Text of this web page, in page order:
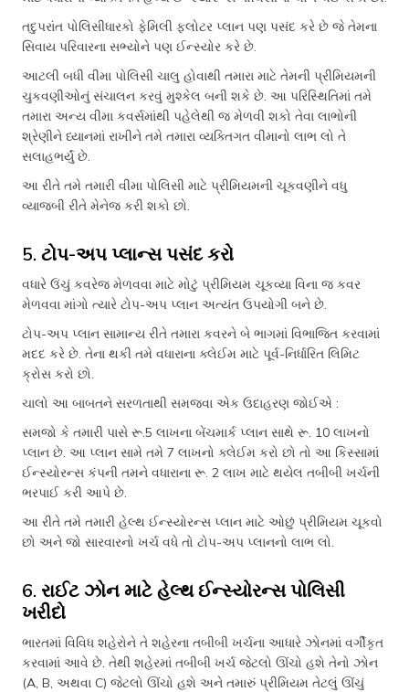
તદુપરાંત પોલિસીધારકો ફેમિલી ફ્લોટર પ્લાન પણ પસંદ કરે છે જે તેમના
સિવાય પરિવારના સભ્યોને પણ ઈન્સ્યોર કરે છે.
આટલી બધી વીમા પોલિસી ચાલુ હોવાથી તમારા માટે તેમની પ્રીમિયમની
ચુકવણીઓનું સંચાલન કરવું મુશ્કેલ બની શકે છે. આ પરિસ્થિતિમાં તમે
તમારા અન્ય વીમા કવર્સમાંથી પહેલેથી જ મેળવી શકો તેવા લાભોની
શ્રેણીને ધ્યાનમાં રાખીને તમે તમારા વ્યક્તિગત વીમાનો લાભ લો તે
સલાહભર્યું છે.
આ રીતે તમે તમારી વીમા પોલિસી માટે પ્રીમિયમની ચૂકવણીને વધુ
વ્યાજબી રીતે મેનેજ કરી શકો છો.
5. ટોપ-અપ પ્લાન્સ પસંદ કરો
વધારે ઉંચું કવરેજ મેળવવા માટે મોટું પ્રીમિયમ ચૂકવ્યા વિના જ કવર
મેળવવા માંગો ત્યારે ટોપ-અપ પ્લાન અત્યંત ઉપયોગી બને છે.
ટોપ-અપ પ્લાન સામાન્ય રીતે તમારા કવરને બે ભાગમાં વિભાજિત કરવામાં
મદદ કરે છે. તેના થકી તમે વધારાના ક્લેઈમ માટે પૂર્વ-નિર્ધારિત લિમિટ
ક્રોસ કરો છો.
ચાલો આ બાબતને સરળતાથી સમજવા એક ઉદાહરણ જોઈએ :
સમજો કે તમારી પાસે રૂ.5 લાખના બેંચમાર્ક પ્લાન સાથે રૂ. 10 લાખનો
પ્લાન છે. આ પ્લાન સામે તમે 7 લાખનો ક્લેઈમ કરો છો તો આ કિસ્સામાં
ઈન્સ્યોરન્સ કંપની તમને વધારાના રૂ. 2 લાખ માટે થયેલ તબીબી ખર્ચની
ભરપાઈ કરી આપે છે.
આ રીતે તમે તમારી હેલ્થ ઈન્સ્યોરન્સ પ્લાન માટે ઓછું પ્રીમિયમ ચૂકવો
છો અને જો સારવારનો ખર્ચ વધે તો ટોપ-અપ પ્લાનનો લાભ લો.
6. રાઈટ ઝોન માટે હેલ્થ ઈન્સ્યોરન્સ પોલિસી
ખરીદો
ભારતમાં વિવિધ શહેરોને તે શહેરના તબીબી ખર્ચના આધારે ઝોનમાં વર્ગીકૃત
કરવામાં આવે છે. તેથી શહેરમાં તબીબી ખર્ચ જેટલો ઊંચો હશે તેનો ઝોન
(A, B, અથવા C) જેટલો ઊંચો હશે અને તમારું પ્રીમિયમ તેટલું ઊંચું